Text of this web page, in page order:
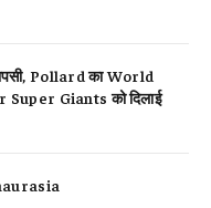
Pollard का World
Giants को दिलाई